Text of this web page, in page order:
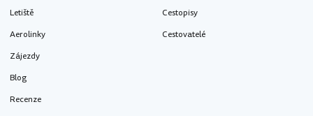
Letiště
Aerolinky
Zájezdy
Blog
Recenze
Cestopisy
Cestovatelé